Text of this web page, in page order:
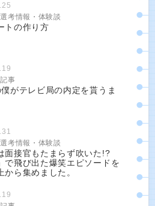
考情報・体験談
トの作り方
事
がテレビ局の内定を貰うま
考情報・体験談
面接官もたまらず吹いた!?
で飛び出た爆笑エピソードを
から集めました。